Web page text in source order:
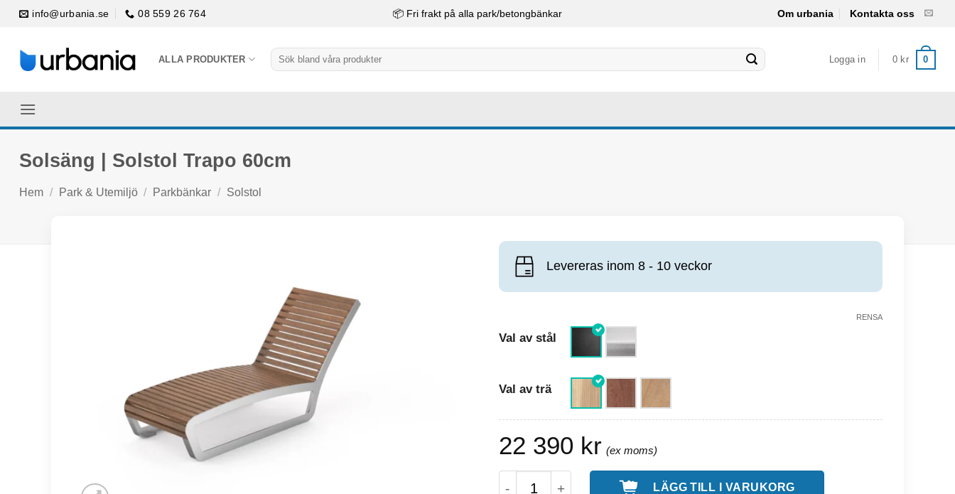
Skip
info@urbania.se 08 559 26 764 📦 Fri frakt på alla park/betongbänkar Om urbania Kontakta oss
ALLA PRODUKTER
Sök
efter:
Logga in 0 kr 0
Solsäng | Solstol Trapo 60cm
Hem / Park & Utemiljö / Parkbänkar / Solstol
Levereras inom 8 - 10 veckor
Val av stål
Val av trä
RENSA
22 390 kr
Solsäng | Solstol Trapo 60cm mängd
LÄGG TILL I VARUKORG